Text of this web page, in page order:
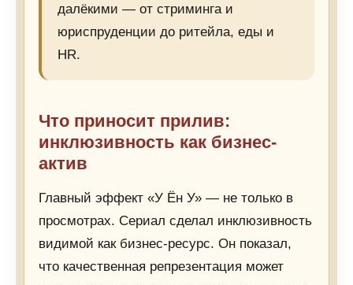
далёкими — от стриминга и
юриспруденции до ритейла, еды и
HR.
Что приносит прилив:
инклюзивность как бизнес-
актив
Главный эффект «У Ён У» — не только в
просмотрах. Сериал сделал инклюзивность
видимой как бизнес-ресурс. Он показал,
что качественная репрезентация может